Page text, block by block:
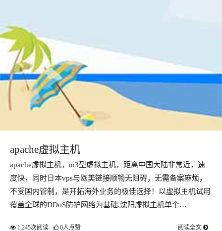
apache虚拟主机
apache虚拟主机，m3型虚拟主机，距离中国大陆非常近，速
度快，同时日本vps与欧美链接顺畅无阻碍，无需备案麻烦，
不受国内管制，是开拓海外业务的极佳选择！以虚拟主机试用
覆盖全球的DDoS防护网络为基础,沈阳虚拟主机单个…
1,245次阅读 0人点赞 阅读全文